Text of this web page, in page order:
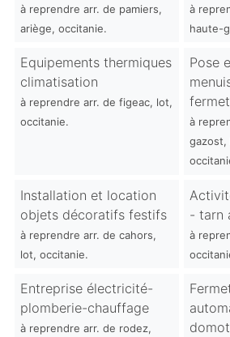
à reprendre arr. de pamiers,
ariège, occitanie.
à
haute-
Equipements thermiques
climatisation
à reprendre arr. de figeac, lot,
occitanie.
Pose
à
gazost,
Installation et location
objets décoratifs festifs
à reprendre arr. de cahors,
lot, occitanie.
- tarn
à
Entreprise électricité-
plomberie-chauffage
à reprendre arr. de rodez,